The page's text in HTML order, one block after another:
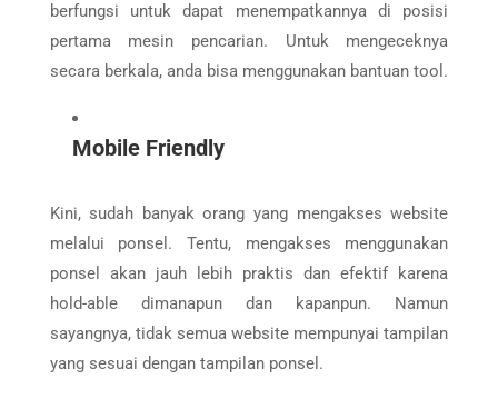
berfungsi untuk dapat menempatkannya di posisi
pertama mesin pencarian. Untuk mengeceknya
secara berkala, anda bisa menggunakan bantuan tool.
Mobile Friendly
Kini, sudah banyak orang yang mengakses website
melalui ponsel. Tentu, mengakses menggunakan
ponsel akan jauh lebih praktis dan efektif karena
hold-able dimanapun dan kapanpun. Namun
sayangnya, tidak semua website mempunyai tampilan
yang sesuai dengan tampilan ponsel.